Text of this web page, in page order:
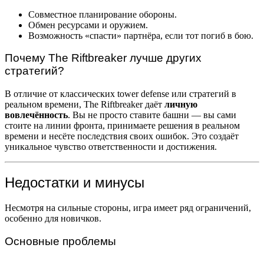
Совместное планирование обороны.
Обмен ресурсами и оружием.
Возможность «спасти» партнёра, если тот погиб в бою.
Почему The Riftbreaker лучше других
стратегий?
В отличие от классических tower defense или стратегий в
реальном времени, The Riftbreaker даёт личную
вовлечённость. Вы не просто ставите башни — вы сами
стоите на линии фронта, принимаете решения в реальном
времени и несёте последствия своих ошибок. Это создаёт
уникальное чувство ответственности и достижения.
Недостатки и минусы
Несмотря на сильные стороны, игра имеет ряд ограничений,
особенно для новичков.
Основные проблемы